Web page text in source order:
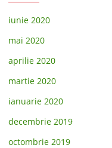
iunie 2020
mai 2020
aprilie 2020
martie 2020
ianuarie 2020
decembrie 2019
octombrie 2019